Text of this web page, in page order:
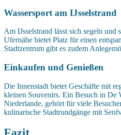
Wassersport am IJsselstrand
Am IJsselstrand lässt sich segeln und
Ufernähe bietet Platz für einen
Stadtzentrum gibt es zudem
Einkaufen und Genießen
Die Innenstadt bietet Geschäfte mit
kleinen Souvenirs. Ein Besuch in De
Niederlande, gehört für viele
kulinarische Stadtrundgänge mit
Fazit